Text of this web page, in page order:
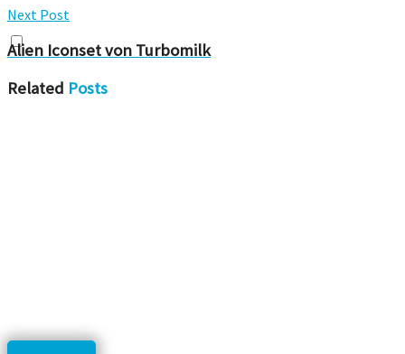
Next Post
Alien Iconset von Turbomilk
Related Posts